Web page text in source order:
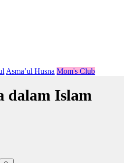
Asma’ul Husna Mom's Club
dalam Islam